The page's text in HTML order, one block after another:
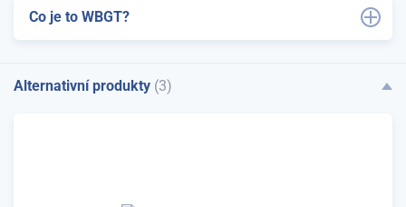
Co je to WBGT?
Alternativní produkty (3)